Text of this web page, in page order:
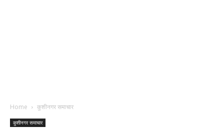
Home कुशीनगर समाचार
कुशीनगर समाचार